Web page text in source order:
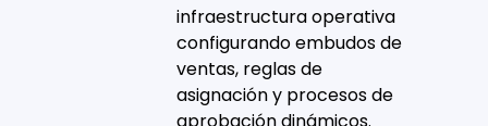
infraestructura operativa
configurando embudos de
ventas, reglas de
asignación y procesos de
automatización